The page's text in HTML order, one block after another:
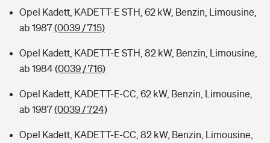
Opel Kadett, KADETT-E STH, 62 kW, Benzin, Limousine,
ab 1987(0039 / 715)
Opel Kadett, KADETT-E STH, 82 kW, Benzin, Limousine,
ab 1984(0039 / 716)
Opel Kadett, KADETT-E-CC, 62 kW, Benzin, Limousine,
ab 1987(0039 / 724)
Opel Kadett, KADETT-E-CC, 82 kW, Benzin, Limousine,